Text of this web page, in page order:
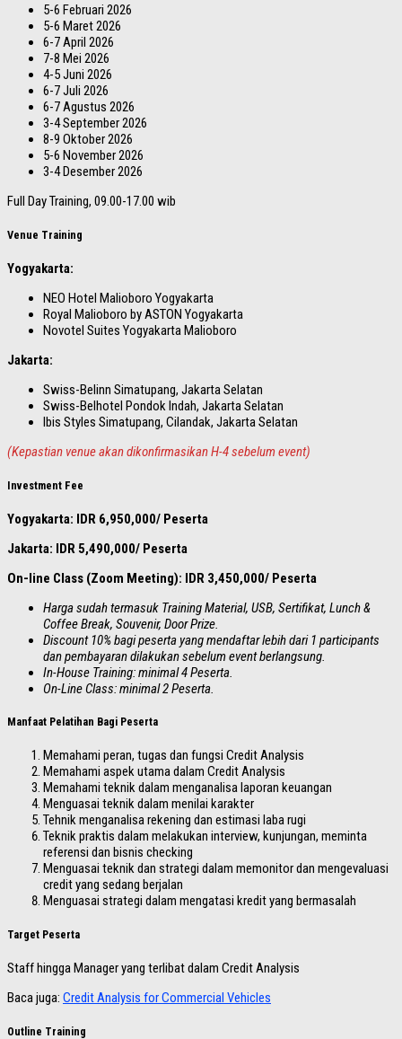
5-6 Februari 2026
5-6 Maret 2026
6-7 April 2026
7-8 Mei 2026
4-5 Juni 2026
6-7 Juli 2026
6-7 Agustus 2026
3-4 September 2026
8-9 Oktober 2026
5-6 November 2026
3-4 Desember 2026
Full Day Training, 09.00-17.00 wib
Venue Training
Yogyakarta:
NEO Hotel Malioboro Yogyakarta
Royal Malioboro by ASTON Yogyakarta
Novotel Suites Yogyakarta Malioboro
Jakarta:
Swiss-Belinn Simatupang, Jakarta Selatan
Swiss-Belhotel Pondok Indah, Jakarta Selatan
Ibis Styles Simatupang, Cilandak, Jakarta Selatan
(Kepastian venue akan dikonfirmasikan H-4 sebelum event)
Investment Fee
Yogyakarta: IDR 6,950,000/ Peserta
Jakarta: IDR 5,490,000/ Peserta
On-line Class (Zoom Meeting): IDR 3,450,000/ Peserta
Harga sudah termasuk Training Material, USB, Sertifikat, Lunch &
Coffee Break, Souvenir, Door Prize.
Discount 10% bagi peserta yang mendaftar lebih dari 1 participants
dan pembayaran dilakukan sebelum event berlangsung.
In-House Training: minimal 4 Peserta.
On-Line Class: minimal 2 Peserta.
Manfaat Pelatihan Bagi Peserta
Memahami peran, tugas dan fungsi Credit Analysis
Memahami aspek utama dalam Credit Analysis
Memahami teknik dalam menganalisa laporan keuangan
Menguasai teknik dalam menilai karakter
Tehnik menganalisa rekening dan estimasi laba rugi
Teknik praktis dalam melakukan interview, kunjungan, meminta
referensi dan bisnis checking
Menguasai teknik dan strategi dalam memonitor dan mengevaluasi
credit yang sedang berjalan
Menguasai strategi dalam mengatasi kredit yang bermasalah
Target Peserta
Staff hingga Manager yang terlibat dalam Credit Analysis
Baca juga: Credit Analysis for Commercial Vehicles
Outline Training